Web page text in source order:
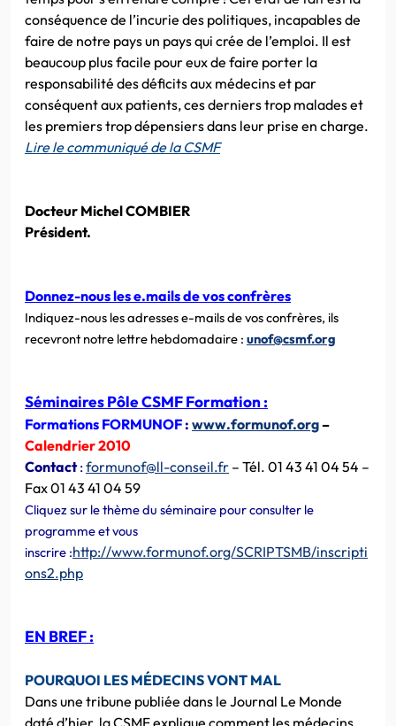
conséquence de l’incurie des politiques, incapables de
faire de notre pays un pays qui crée de l’emploi. Il est
beaucoup plus facile pour eux de faire porter la
responsabilité des déficits aux médecins et par
conséquent aux patients, ces derniers trop malades et
les premiers trop dépensiers dans leur prise en charge.
Lire le communiqué de la CSMF
Docteur Michel COMBIER
Président.
Donnez-nous les e.mails de vos confrères
Indiquez-nous les adresses e-mails de vos confrères, ils
recevront notre lettre hebdomadaire : unof@csmf.org
Séminaires Pôle CSMF Formation :
Formations FORMUNOF : www.formunof.org–
Calendrier 2010
Contact:formunof@ll-conseil.fr – Tél. 01 43 41 04 54 –
Fax 01 43 41 04 59
Cliquez sur le thème du séminaire pour consulter le
programme et vous
inscrire :http://www.formunof.org/SCRIPTSMB/inscripti
ons2.php
EN BREF :
POURQUOI LES MÉDECINS VONT MAL
Dans une tribune publiée dans le Journal Le Monde
daté d’hier, la CSMF explique comment les médecins